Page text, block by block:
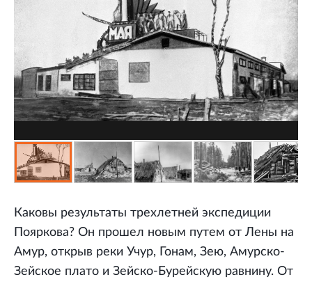
Каковы результаты трехлетней экспедиции
Пояркова? Он прошел новым путем от Лены на
Амур, открыв реки Учур, Гонам, Зею, Амурско-
Зейское плато и Зейско-Бурейскую равнину. От